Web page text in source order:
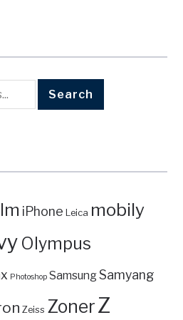
iPhone Leica mobily
Olympus
Photoshop SamsungSamyang
Zeiss ZonerZ